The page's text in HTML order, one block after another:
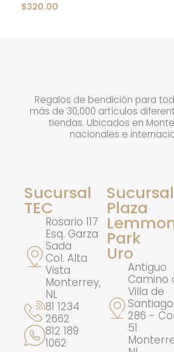
$320.00
Regalos de bendición para
más de 30,000 artículos
tiendas. Ubicados en
nacionales e
Sucursal
TEC
Rosario 117
Esq. Garza
Sada
Col. Alta
Vista
Monterrey,
NL
81 1234
2662
812 189
1062
Sucursal
Plaza
Park
Uro
Antiguo
Camino
Villa de
Santiago
286 -
51